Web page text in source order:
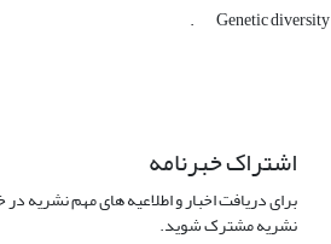
. Genetic diversity
اشتراک خبرنامه
برای دریافت اخبار و اطلاعیه های مهم نشریه در
نشریه مشترک شوید.